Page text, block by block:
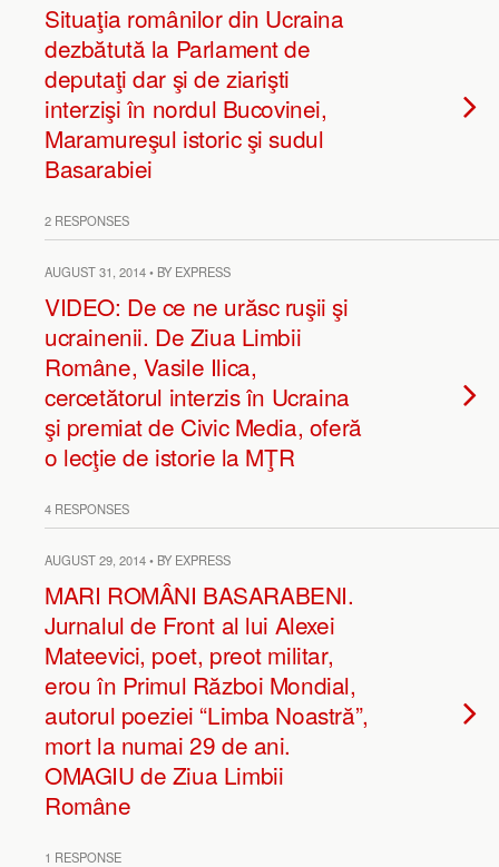
Situaţia românilor din Ucraina
dezbătută la Parlament de
deputaţi dar şi de ziarişti
interzişi în nordul Bucovinei,
Maramureşul istoric şi sudul
Basarabiei
2 RESPONSES
AUGUST 31, 2014 • BY EXPRESS
VIDEO: De ce ne urăsc ruşii şi
ucrainenii. De Ziua Limbii
Române, Vasile Ilica,
cercetătorul interzis în Ucraina
şi premiat de Civic Media, oferă
o lecţie de istorie la MŢR
4 RESPONSES
AUGUST 29, 2014 • BY EXPRESS
MARI ROMÂNI BASARABENI.
Jurnalul de Front al lui Alexei
Mateevici, poet, preot militar,
erou în Primul Război Mondial,
autorul poeziei “Limba Noastră”,
mort la numai 29 de ani.
OMAGIU de Ziua Limbii
Române
1 RESPONSE